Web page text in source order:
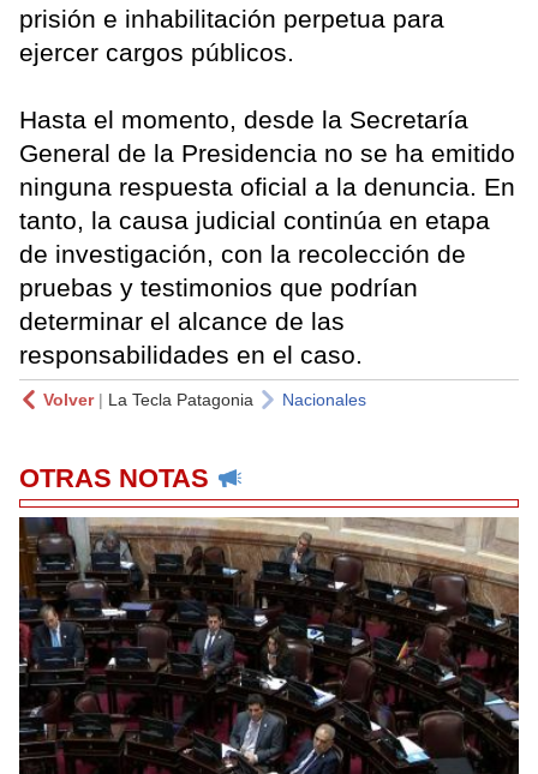
prisión e inhabilitación perpetua para
ejercer cargos públicos.
Hasta el momento, desde la Secretaría
General de la Presidencia no se ha emitido
ninguna respuesta oficial a la denuncia. En
tanto, la causa judicial continúa en etapa
de investigación, con la recolección de
pruebas y testimonios que podrían
determinar el alcance de las
responsabilidades en el caso.
Volver| La Tecla Patagonia Nacionales
OTRAS NOTAS